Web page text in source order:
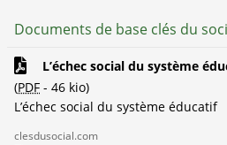
Documents de base clés du
L’échec social du système
(PDF - 46 kio)
L’échec social du système éducatif
clesdusocial.com